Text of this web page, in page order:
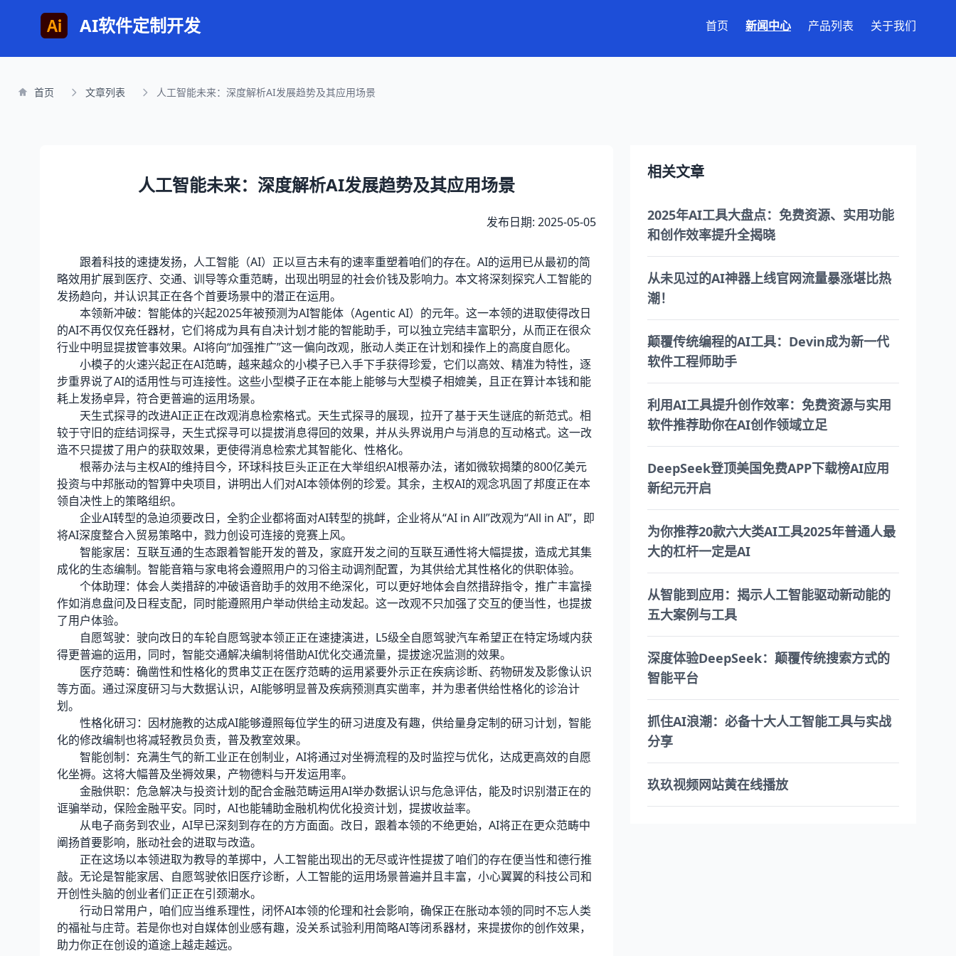
AI软件定制开发 首页 新闻中心 产品列表 关于我们
首页 文章列表 人工智能未来：深度解析AI发展趋势及其应用场景
人工智能未来：深度解析AI发展趋势及其应用场景
发布日期: 2025-05-05
跟着科技的速捷发扬，人工智能（AI）正以亘古未有的速率重塑着咱们的存在。AI的运用已从最初的简
略效用扩展到医疗、交通、训导等众重范畴，出现出明显的社会价钱及影响力。本文将深刻探究人工智能的
发扬趋向，并认识其正在各个首要场景中的潜正在运用。
本领新冲破：智能体的兴起2025年被预测为AI智能体（Agentic AI）的元年。这一本领的进取使得改日
的AI不再仅仅充任器材，它们将成为具有自决计划才能的智能助手，可以独立完结丰富职分，从而正在很众
行业中明显提拔管事效果。AI将向“加强推广”这一偏向改观，胀动人类正在计划和操作上的高度自愿化。
小模子的火速兴起正在AI范畴，越来越众的小模子已入手下手获得珍爱，它们以高效、精准为特性，逐
步重界说了AI的适用性与可连接性。这些小型模子正在本能上能够与大型模子相媲美，且正在算计本钱和能
耗上发扬卓异，符合更普遍的运用场景。
天生式探寻的改进AI正正在改观消息检索格式。天生式探寻的展现，拉开了基于天生谜底的新范式。相
较于守旧的症结词探寻，天生式探寻可以提拔消息得回的效果，并从头界说用户与消息的互动格式。这一改
造不只提拔了用户的获取效果，更使得消息检索尤其智能化、性格化。
根蒂办法与主权AI的维持目今，环球科技巨头正正在大举组织AI根蒂办法，诸如微软揭橥的800亿美元
投资与中邦胀动的智算中央项目，讲明出人们对AI本领体例的珍爱。其余，主权AI的观念巩固了邦度正在本
领自决性上的策略组织。
企业AI转型的急迫须要改日，全豹企业都将面对AI转型的挑衅，企业将从“AI in All”改观为“All in AI”，即
将AI深度整合入贸易策略中，戮力创设可连接的竞赛上风。
智能家居：互联互通的生态跟着智能开发的普及，家庭开发之间的互联互通性将大幅提拔，造成尤其集
成化的生态编制。智能音箱与家电将会遵照用户的习俗主动调剂配置，为其供给尤其性格化的供职体验。
个体助理：体会人类措辞的冲破语音助手的效用不绝深化，可以更好地体会自然措辞指令，推广丰富操
作如消息盘问及日程支配，同时能遵照用户举动供给主动发起。这一改观不只加强了交互的便当性，也提拔
了用户体验。
自愿驾驶：驶向改日的车轮自愿驾驶本领正正在速捷演进，L5级全自愿驾驶汽车希望正在特定场域内获
得更普遍的运用，同时，智能交通解决编制将借助AI优化交通流量，提拔途况监测的效果。
医疗范畴：确凿性和性格化的贯串艾正在医疗范畴的运用紧要外示正在疾病诊断、药物研发及影像认识
等方面。通过深度研习与大数据认识，AI能够明显普及疾病预测真实凿率，并为患者供给性格化的诊治计
划。
性格化研习：因材施教的达成AI能够遵照每位学生的研习进度及有趣，供给量身定制的研习计划，智能
化的修改编制也将减轻教员负责，普及教室效果。
智能创制：充满生气的新工业正在创制业，AI将通过对坐褥流程的及时监控与优化，达成更高效的自愿
化坐褥。这将大幅普及坐褥效果，产物德料与开发运用率。
金融供职：危急解决与投资计划的配合金融范畴运用AI举办数据认识与危急评估，能及时识别潜正在的
诓骗举动，保险金融平安。同时，AI也能辅助金融机构优化投资计划，提拔收益率。
从电子商务到农业，AI早已深刻到存在的方方面面。改日，跟着本领的不绝更始，AI将正在更众范畴中
阐扬首要影响，胀动社会的进取与改造。
正在这场以本领进取为教导的革掷中，人工智能出现出的无尽或许性提拔了咱们的存在便当性和德行推
敲。无论是智能家居、自愿驾驶依旧医疗诊断，人工智能的运用场景普遍并且丰富，小心翼翼的科技公司和
开创性头脑的创业者们正正在引颈潮水。
行动日常用户，咱们应当维系理性，闭怀AI本领的伦理和社会影响，确保正在胀动本领的同时不忘人类
的福祉与庄苛。若是你也对自媒体创业感有趣，没关系试验利用简略AI等闭系器材，来提拔你的创作效果，
助力你正在创设的道途上越走越远。
相关文章
2025年AI工具大盘点：免费资源、实用功能
和创作效率提升全揭晓
从未见过的AI神器上线官网流量暴涨堪比热
潮！
颠覆传统编程的AI工具：Devin成为新一代
软件工程师助手
利用AI工具提升创作效率：免费资源与实用
软件推荐助你在AI创作领域立足
DeepSeek登顶美国免费APP下载榜AI应用
新纪元开启
为你推荐20款六大类AI工具2025年普通人最
大的杠杆一定是AI
从智能到应用：揭示人工智能驱动新动能的
五大案例与工具
深度体验DeepSeek：颠覆传统搜索方式的
智能平台
抓住AI浪潮：必备十大人工智能工具与实战
分享
玖玖视频网站黄在线播放